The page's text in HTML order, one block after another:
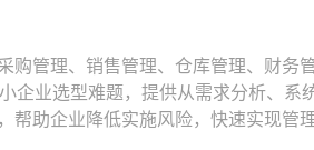
管理、销售管理、仓库管理、财务
企业选型难题，提供从需求分析、系
帮助企业降低实施风险，快速实现管